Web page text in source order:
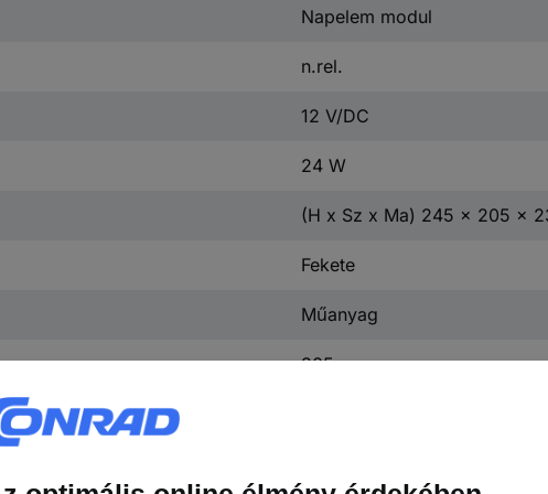
Napelem modul
n.rel.
12 V/DC
24 W
(H x Sz x Ma) 245 x 205 x
Fekete
Műanyag
205 mm